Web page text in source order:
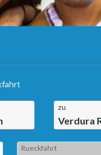
zu
Verdura
Rueckfahrt